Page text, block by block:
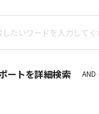
ートを詳細検索 AND